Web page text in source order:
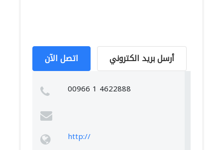
اتصل الآن أرسل بريد الكتروني
00966 1 4622888
http://